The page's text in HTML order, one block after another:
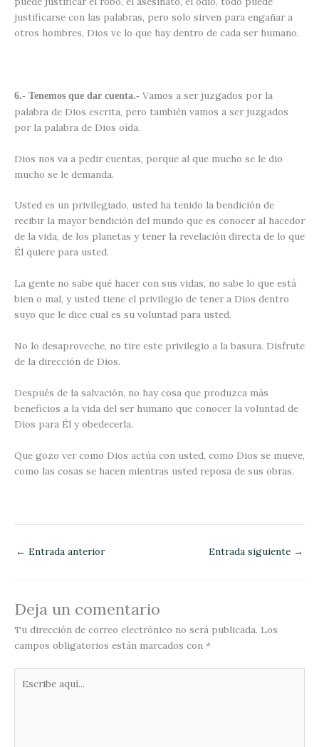
justificarse con las palabras, pero solo sirven para engañar a
otros hombres, Dios ve lo que hay dentro de cada ser humano.
6.- Tenemos que dar cuenta.- Vamos a ser juzgados por la
palabra de Dios escrita, pero también vamos a ser juzgados
por la palabra de Dios oída.
Dios nos va a pedir cuentas, porque al que mucho se le dio
mucho se le demanda.
Usted es un privilegiado, usted ha tenido la bendición de
recibir la mayor bendición del mundo que es conocer al hacedor
de la vida, de los planetas y tener la revelación directa de lo que
Él quiere para usted.
La gente no sabe qué hacer con sus vidas, no sabe lo que está
bien o mal, y usted tiene el privilegio de tener a Dios dentro
suyo que le dice cual es su voluntad para usted.
No lo desaproveche, no tire este privilegio a la basura. Disfrute
de la dirección de Dios.
Después de la salvación, no hay cosa que produzca más
beneficios a la vida del ser humano que conocer la voluntad de
Dios para Él y obedecerla.
Que gozo ver como Dios actúa con usted, como Dios se mueve,
como las cosas se hacen mientras usted reposa de sus obras.
← Entrada anterior Entrada siguiente →
Deja un comentario
Tu dirección de correo electrónico no será publicada. Los
campos obligatorios están marcados con *
aquí...